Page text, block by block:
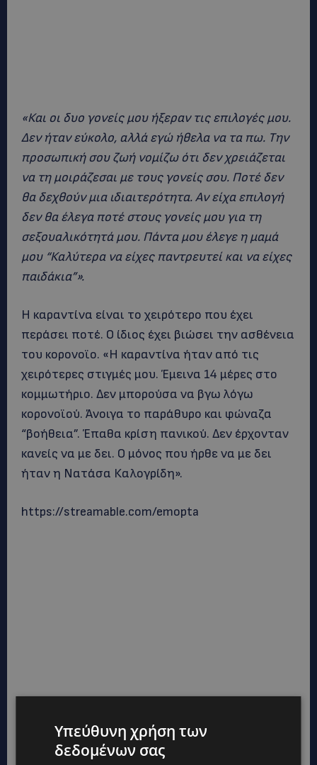
«Και οι δυο γονείς μου ήξεραν τις επιλογές μου.
Δεν ήταν εύκολο, αλλά εγώ ήθελα να τα πω. Την
προσωπική σου ζωή νομίζω ότι δεν χρειάζεται
να τη μοιράζεσαι με τους γονείς σου. Ποτέ δεν
θα δεχθούν μια ιδιαιτερότητα. Αν είχα επιλογή
δεν θα έλεγα ποτέ στους γονείς μου για τη
σεξουαλικότητά μου. Πάντα μου έλεγε η μαμά
μου “Καλύτερα να είχες παντρευτεί και να είχες
παιδάκια”».
Η καραντίνα είναι το χειρότερο που έχει
περάσει ποτέ. Ο ίδιος έχει βιώσει την ασθένεια
του κορονοϊο. «Η καραντίνα ήταν από τις
χειρότερες στιγμές μου. Έμεινα 14 μέρες στο
κομμωτήριο. Δεν μπορούσα να βγω λόγω
κορονοϊού. Άνοιγα το παράθυρο και φώναζα
“βοήθεια”. Έπαθα κρίση πανικού. Δεν έρχονταν
κανείς να με δει. Ο μόνος που ήρθε να με δει
ήταν η Νατάσα Καλογρίδη».
https://streamable.com/emopta
Υπεύθυνη χρήση των
δεδομένων σας